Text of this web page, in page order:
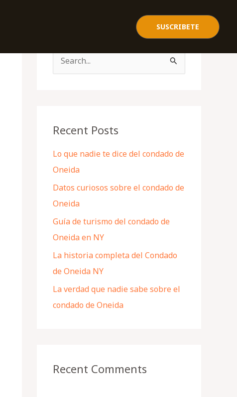
SUSCRIBETE
c
f
o
r
:
Recent Posts
Lo que nadie te dice del condado de
Oneida
Datos curiosos sobre el condado de
Oneida
Guía de turismo del condado de
Oneida en NY
La historia completa del Condado
de Oneida NY
La verdad que nadie sabe sobre el
condado de Oneida
Recent Comments